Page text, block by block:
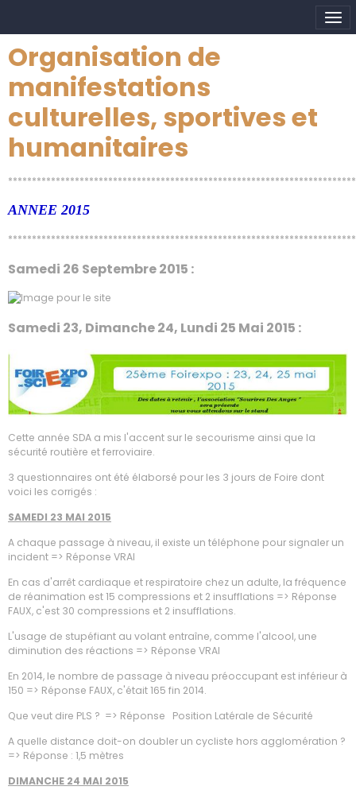
Organisation de
manifestations
culturelles, sportives et
humanitaires
ANNEE 2015
Samedi 26 Septembre 2015 :
Samedi 23, Dimanche 24, Lundi 25 Mai 2015 :
Cette année SDA a mis l'accent sur le secourisme ainsi que la
sécurité routière et ferroviaire.
3 questionnaires ont été élaborsé pour les 3 jours de Foire dont
voici les corrigés :
SAMEDI 23 MAI 2015
A chaque passage à niveau, il existe un téléphone pour signaler un
incident => Réponse VRAI
En cas d'arrêt cardiaque et respiratoire chez un adulte, la fréquence
de réanimation est 15 compressions et 2 insufflations => Réponse
FAUX, c'est 30 compressions et 2 insufflations.
L'usage de stupéfiant au volant entraîne, comme l'alcool, une
diminution des réactions => Réponse VRAI
En 2014, le nombre de passage à niveau préoccupant est inférieur à
150 => Réponse FAUX, c'était 165 fin 2014.
Que veut dire PLS ? => Réponse Position Latérale de Sécurité
A quelle distance doit-on doubler un cycliste hors agglomération ?
=> Réponse : 1,5 mètres
DIMANCHE 24 MAI 2015